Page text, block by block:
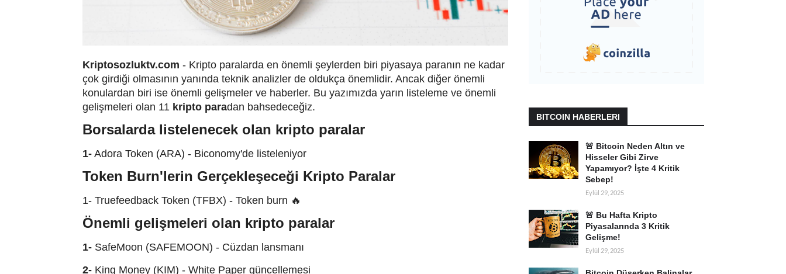
Kriptosozluktv.com - Kripto paralarda en önemli şeylerden biri piyasaya paranın ne kadar
çok girdiği olmasının yanında teknik analizler de oldukça önemlidir. Ancak diğer önemli
konulardan biri ise önemli gelişmeler ve haberler. Bu yazımızda yarın listeleme ve önemli
gelişmeleri olan 11 kripto paradan bahsedeceğiz.
Borsalarda listelenecek olan kripto paralar
1-Adora Token (ARA) - Biconomy'de listeleniyor
Token Burn'lerin Gerçekleşeceği Kripto Paralar
1- Truefeedback Token (TFBX) - Token burn 🔥
Önemli gelişmeleri olan kripto paralar
1-SafeMoon (SAFEMOON) - Cüzdan lansmanı
2-King Money (KIM) - White Paper güncellemesi
BITCOIN HABERLERI
🚨 Bitcoin Neden Altın ve
Hisseler Gibi Zirve
Yapamıyor? İşte 4 Kritik
Sebep!
Eylül 29, 2025
🚨 Bu Hafta Kripto
Piyasalarında 3 Kritik
Gelişme!
Eylül 29, 2025